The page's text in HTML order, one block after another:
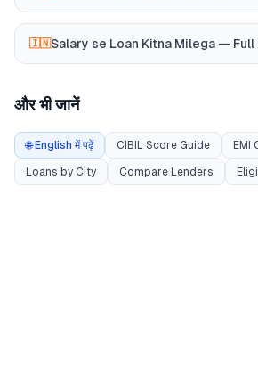
🇮🇳Salary se Loan Kitna Milega — Full
और भी जानें
🌐 English में पढ़ें CIBIL Score Guide EMI
Loans by City Compare Lenders